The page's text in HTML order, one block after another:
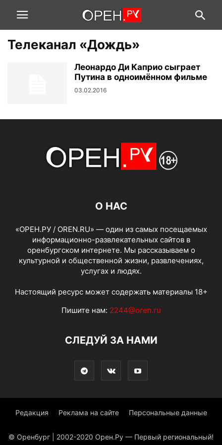
Телеканал «Дождь»
Леонардо Ди Каприо сыграет
Путина в одноимённом фильме
03.02.2016
О НАС
«ОРЕН.РУ / OREN.RU» — один из самых посещаемых
информационно-развлекательных сайтов в
оренбургском интернете. Мы рассказываем о
культурной и общественной жизни, развлечениях,
услугах и людях.
Настоящий ресурс может содержать материалы 18+
Пишите нам: 2244@oren.ru
СЛЕДУЙ ЗА НАМИ
Редакция Реклама на сайте Персональные данные
© Оренбург | 2002-2020 Орен.Ру — Первый региональный!